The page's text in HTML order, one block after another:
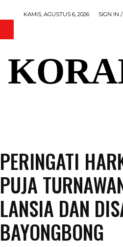
KAMIS, AGUSTUS 6, 2026 SIGN IN
PERINGATI
PUJA
LANSIA DAN
BAYONGBONG